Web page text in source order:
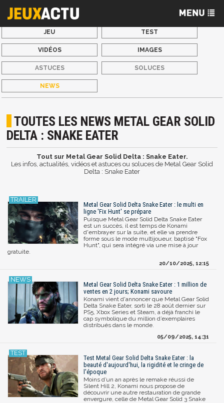
JEU TEST
VIDÉOS IMAGES
ASTUCES SOLUCES
NEWS
TOUTES LES NEWS METAL GEAR SOLID
DELTA : SNAKE EATER
Tout sur Metal Gear Solid Delta : Snake Eater.
Les infos, actualités, vidéos et astuces ou soluces de Metal Gear Solid
Delta : Snake Eater
Metal Gear Solid Delta Snake Eater : le multi en
ligne 'Fix Hunt' se prépare
Puisque Metal Gear Solid Delta Snake Eater
est un succès, il est temps de Konami
d'embrayer sur la suite, et elle va prendre
forme sous le mode multijoueur, baptisé "Fox
Hunt", qui sera intégré via une mise à jour
gratuite.
20/10/2025, 12:15
Metal Gear Solid Delta Snake Eater : 1 million de
ventes en 2 jours; Konami savoure
Konami vient d'annoncer que Metal Gear Solid
Delta Snake Eater, sorti le 28 août dernier sur
PS5, Xbox Series et Steam, a déjà franchi le
cap symbolique du million d’exemplaires
distribués dans le monde.
05/09/2025, 14:31
Test Metal Gear Solid Delta Snake Eater : la
beauté d'aujourd'hui, la rigidité et le cringe de
l'époque
Moins d’un an après le remake réussi de
Silent Hill 2, Konami nous propose de
découvrir une autre restauration de grande
envergure, celle de Metal Gear Solid 3 Snake